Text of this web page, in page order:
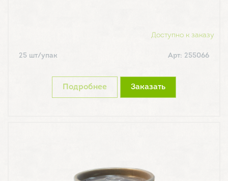
Доступно к заказу
25 шт/упак Арт: 255066
Подробнее Заказать